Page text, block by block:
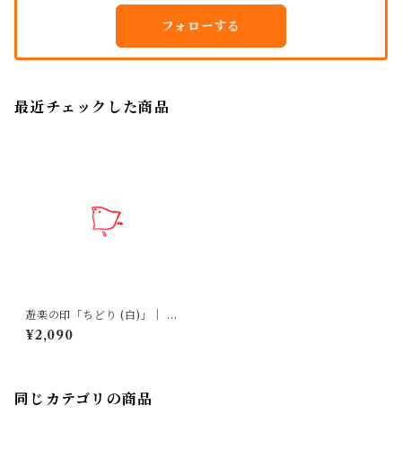
フォローする
最近チェックした商品
遊楽の印「ちどり (白)」｜ 工
房 蓮
¥2,090
同じカテゴリの商品